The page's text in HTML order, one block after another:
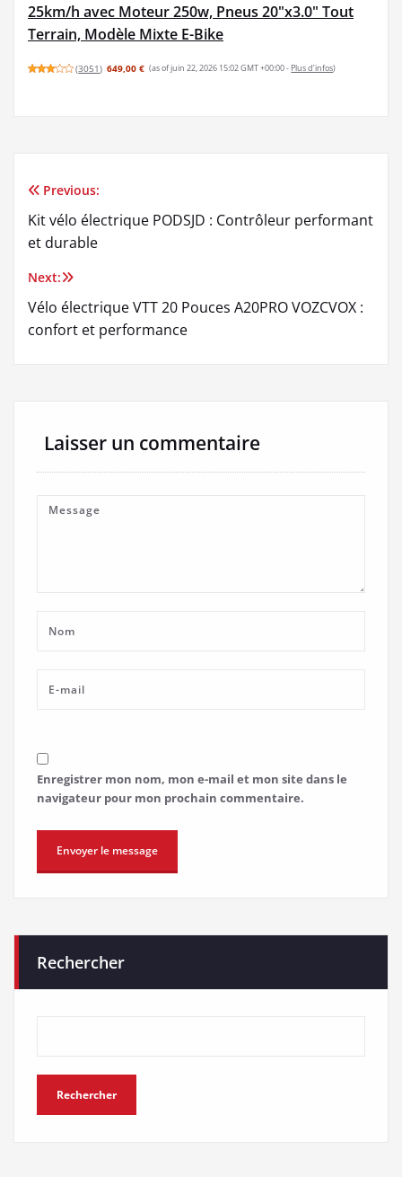
25km/h avec Moteur 250w, Pneus 20"x3.0" Tout
Terrain, Modèle Mixte E-Bike
(3051) 649,00 € (as of juin 22, 2026 15:02 GMT +00:00 - Plus d’infos)
Navigation
de
l’article
Previous:
Kit vélo électrique PODSJD : Contrôleur performant
et durable
Next:
Vélo électrique VTT 20 Pouces A20PRO VOZCVOX :
confort et performance
Laisser un commentaire
Enregistrer mon nom, mon e-mail et mon site dans le
navigateur pour mon prochain commentaire.
Rechercher
Rechercher